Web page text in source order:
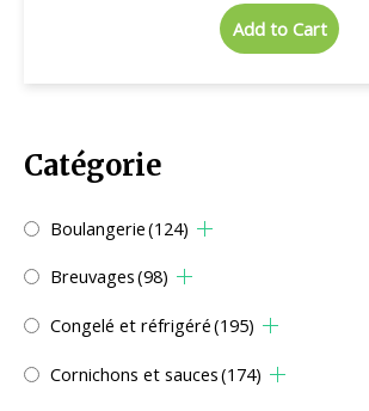
Catégorie
Boulangerie(124)
Breuvages(98)
Congelé et réfrigéré(195)
Cornichons et sauces(174)
Add to Cart